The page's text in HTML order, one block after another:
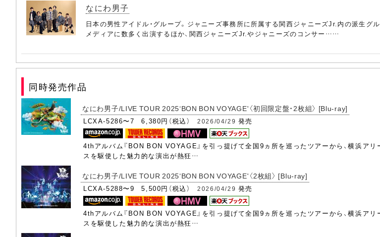
(25) アシンメトリー
(26) Black Nightmare
(28) Seven seas
(29) NEW CLASSIC
(30) Poppin'Hoppin'Lovin'
(31) ハッピーサプライズ
(32) Special Kiss
(33) ダイヤモンドスマイル
(34) シンシア
(35) Seven seas
(36) H.E.L.L.O
なにわ男子
日本の男性アイドル・グループ。ジャニーズ事務所に所属する関西ジャニーズJr.内の派生
メディアに数多く出演するほか、関西ジャニーズJr.やジャニーズのコンサー……
同時発売作品
なにわ男子/LIVE TOUR 2025‘BON BON VOYAGE'〈初回限定盤・2枚組〉 [Blu-ray]
LCXA-5286〜7 6,380円（税込）2026/04/29 発売
4thアルバム『BON BON VOYAGE』を引っ提げて全国9ヵ所を巡ったツアーから、横浜ア
スを駆使した魅⼒的な演出が熱狂…
なにわ男子/LIVE TOUR 2025‘BON BON VOYAGE'〈2枚組〉 [Blu-ray]
LCXA-5288〜9 5,500円（税込）2026/04/29 発売
4thアルバム『BON BON VOYAGE』を引っ提げて全国9ヵ所を巡ったツアーから、横浜ア
スを駆使した魅⼒的な演出が熱狂…